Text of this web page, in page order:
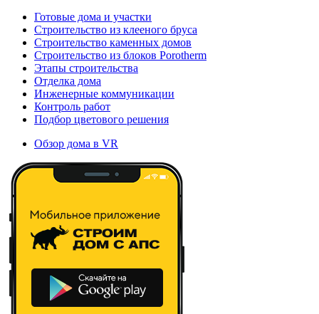
Готовые дома и участки
Строительство из клееного бруса
Строительство каменных домов
Строительство из блоков Porotherm
Этапы строительства
Отделка дома
Инженерные коммуникации
Контроль работ
Подбор цветового решения
Обзор дома в VR